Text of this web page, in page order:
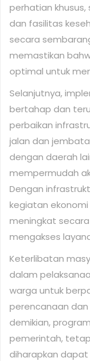
perhatian
dan fasilitas
secara
memastikan
optimal untuk
Selanjutnya,
bertahap dan
perbaikan
jalan dan
dengan daerah
mempermudah
Dengan
kegiatan
meningkat
mengakses
Keterlibatan
dalam
warga untuk
perencanaan
demikian,
pemerintah,
diharapkan